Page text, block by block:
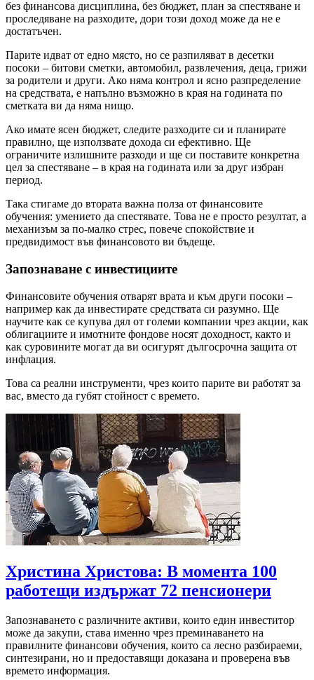
без финансова дисциплина, без бюджет, план за спестяване и
проследяване на разходите, дори този доход може да не е
достатъчен.
Парите идват от едно място, но се разпиляват в десетки
посоки – битови сметки, автомобил, развлечения, деца, грижи
за родители и други. Ако няма контрол и ясно разпределение
на средствата, е напълно възможно в края на годината по
сметката ви да няма нищо.
Ако имате ясен бюджет, следите разходите си и планирате
правилно, ще използвате дохода си ефективно. Ще
ограничите излишните разходи и ще си поставите конкретна
цел за спестяване – в края на годината или за друг избран
период.
Така стигаме до втората важна полза от финансовите
обучения: умението да спестявате. Това не е просто резултат, а
механизъм за по-малко стрес, повече спокойствие и
предвидимост във финансовото ви бъдеще.
Запознаване с инвестициите
Финансовите обучения отварят врата и към други посоки –
например как да инвестирате средствата си разумно. Ще
научите как се купува дял от големи компании чрез акции, как
облигациите и имотните фондове носят доходност, както и
как суровините могат да ви осигурят дългосрочна защита от
инфлация.
Това са реални инструменти, чрез които парите ви работят за
вас, вместо да губят стойност с времето.
Христина Христова: В момента 100
работещи издържат 72 пенсионери
Запознаването с различните активи, които един инвеститор
може да закупи, става именно чрез преминаването на
правилните финансови обучения, които са лесно разбираеми,
синтезирани, но и предоставящи доказана и проверена във
времето информация.